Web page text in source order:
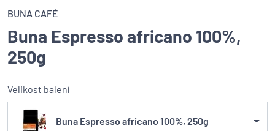
BUNA CAFÉ
Buna Espresso africano 100%,
250g
Velikost balení
Buna Espresso africano 100%, 250g